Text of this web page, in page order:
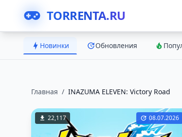
TORRENTA.RU
Новинки Обновления
Главная / INAZUMA ELEVEN: Victory Road
22,117 08.07.2026